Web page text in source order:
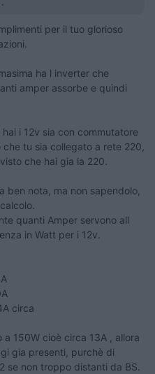
per il tuo glorioso
ha l inverter che
amper assorbe e quindi
i 12v sia con commutatore
tu sia collegato a rete 220,
che hai gia la 220.
ben nota, ma non sapendolo,
quanti Amper servono all
in Watt per i 12v.
circa
150W cioè circa 13A , allora
gia presenti, purchè di
se non troppo distanti da BS.